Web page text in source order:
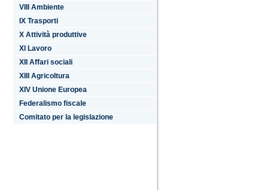
VIII Ambiente
IX Trasporti
X Attività produttive
XI Lavoro
XII Affari sociali
XIII Agricoltura
XIV Unione Europea
Federalismo fiscale
Comitato per la legislazione